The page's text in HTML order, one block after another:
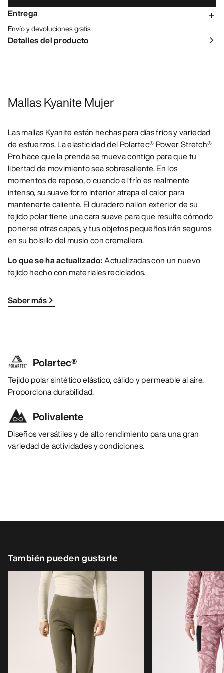
Entrega
Envío y devoluciones gratis
Detalles del producto
Mallas Kyanite Mujer
Las mallas Kyanite están hechas para días fríos y variedad
de esfuerzos. La elasticidad del Polartec® Power Stretch®
Pro hace que la prenda se mueva contigo para que tu
libertad de movimiento sea sobresaliente. En los
momentos de reposo, o cuando el frío es realmente
intenso, su suave forro interior atrapa el calor para
mantenerte caliente. El duradero nailon exterior de su
tejido polar tiene una cara suave para que resulte cómodo
ponerse otras capas, y tus objetos pequeños irán seguros
en su bolsillo del muslo con cremallera.
Lo que se ha actualizado:Actualizadas con un nuevo
tejido hecho con materiales reciclados.
Saber más
Polartec®
Tejido polar sintético elástico, cálido y permeable al aire.
Proporciona durabilidad.
Polivalente
Diseños versátiles y de alto rendimiento para una gran
variedad de actividades y condiciones.
También pueden gustarle